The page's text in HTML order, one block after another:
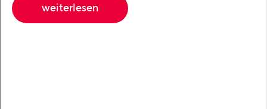
weiterlesen